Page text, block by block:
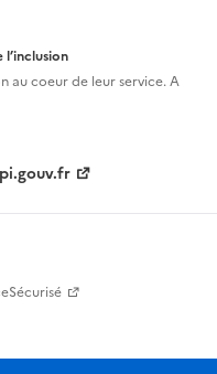
aucoeur de leur service. A